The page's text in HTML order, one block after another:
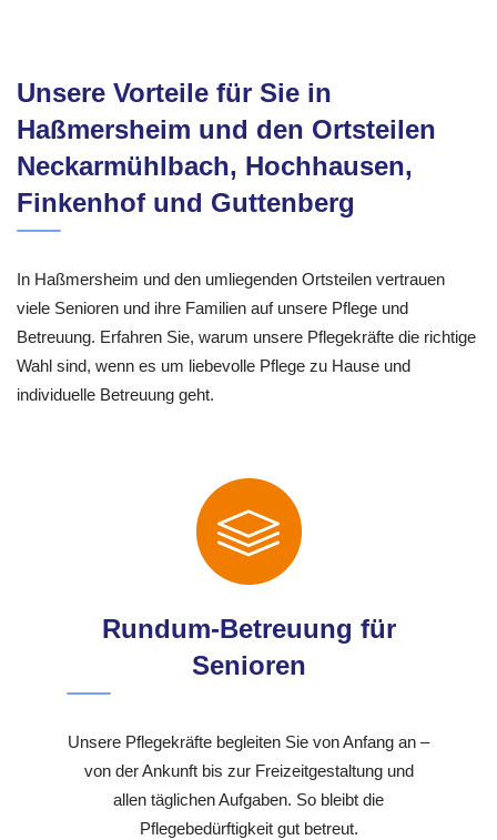
Unsere Vorteile für Sie in
Haßmersheim und den Ortsteilen
Neckarmühlbach, Hochhausen,
Finkenhof und Guttenberg
In Haßmersheim und den umliegenden Ortsteilen vertrauen
viele Senioren und ihre Familien auf unsere Pflege und
Betreuung. Erfahren Sie, warum unsere Pflegekräfte die richtige
Wahl sind, wenn es um liebevolle Pflege zu Hause und
individuelle Betreuung geht.
Rundum-Betreuung für
Senioren
Unsere Pflegekräfte begleiten Sie von Anfang an –
von der Ankunft bis zur Freizeitgestaltung und
allen täglichen Aufgaben. So bleibt die
Pflegebedürftigkeit gut betreut.